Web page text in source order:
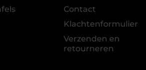
Contact
Klachtenformulier
Verzenden en
retourneren